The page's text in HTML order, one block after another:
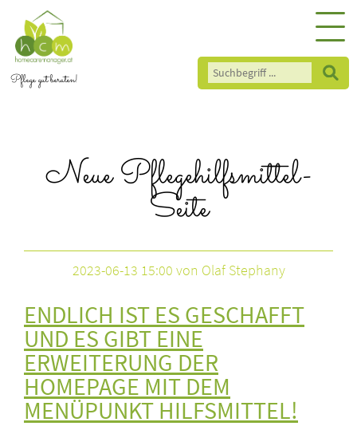
Pflege gut beraten!
Neue Pflegehilfsmittel-
Seite
2023-06-13 15:00 von Olaf Stephany
ENDLICH IST ES GESCHAFFT
UND ES GIBT EINE
ERWEITERUNG DER
HOMEPAGE MIT DEM
MENÜPUNKT HILFSMITTEL!